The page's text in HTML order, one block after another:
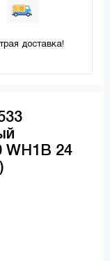
доставка!
WH1B 24